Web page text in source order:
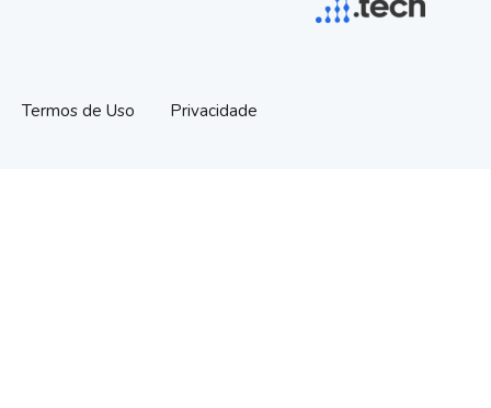
Termos de Uso Privacidade